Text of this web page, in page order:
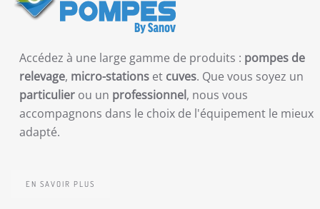
Accédez à une large gamme de produits : pompes de
relevage, micro-stations et cuves. Que vous soyez un
particulier ou un professionnel, nous vous
accompagnons dans le choix de l'équipement le mieux
adapté.
EN SAVOIR PLUS